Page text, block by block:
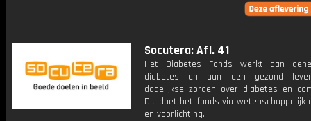
Socutera: Afl. 41
Het Diabetes Fonds werkt aan
diabetes en aan een gezond
dagelijkse zorgen over diabetes en
Dit doet het fonds via wetenschappelijk
en voorlichting.